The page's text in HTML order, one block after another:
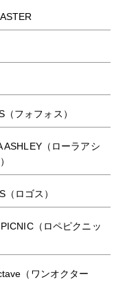
（フォフォス）
ASHLEY（ローラアシ
（ロゴス）
（ロペピクニッ
（ワンオクター